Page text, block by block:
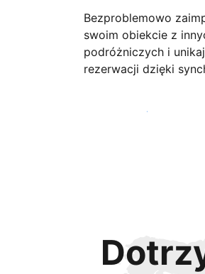
Bezproblemowo
swoim obiekcie z
podróżniczych i
rezerwacji dzięki
Rozpocznij już dziś